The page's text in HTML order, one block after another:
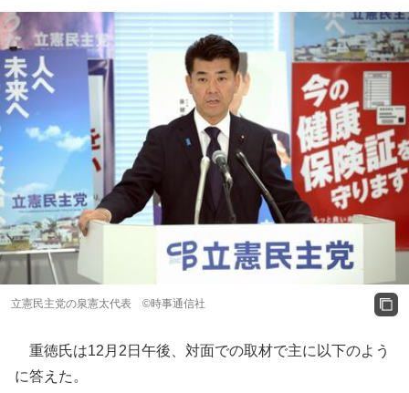
立憲民主党の泉憲太代表 ©時事通信社
重徳氏は12月2日午後、対面での取材で主に以下のよう
に答えた。